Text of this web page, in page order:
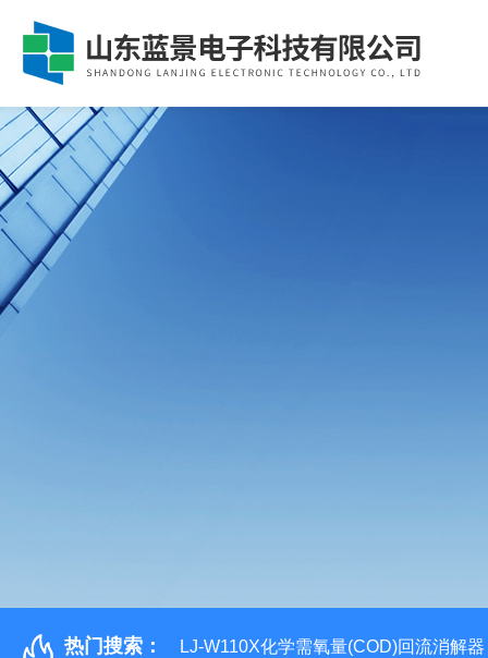
热门搜索： LJ-W110X化学需氧量(COD)回流消解器